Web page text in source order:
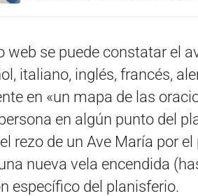
web se puede constatar el
italiano, inglés, francés,
en «un mapa de las
en algún punto del
rezo de un Ave María por
nueva vela encendida
específico del planisferio.